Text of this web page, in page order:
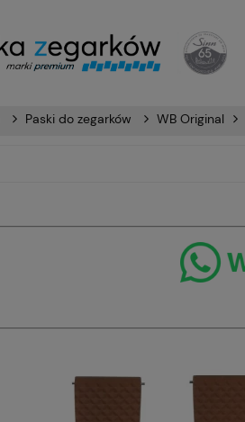
Paski do zegarków WB Original